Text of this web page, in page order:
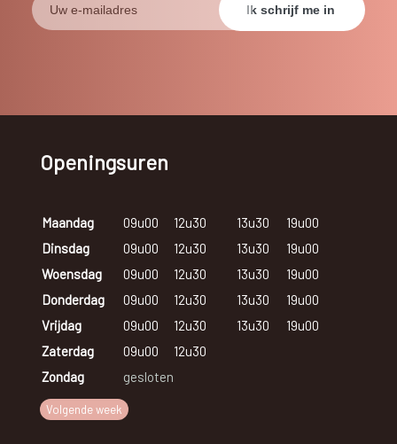
Openingsuren
Maandag 09u00 12u30 13u30
19u00
Dinsdag
09u00 12u30 13u30
19u00
Woensdag
09u00 12u30 13u30
19u00
Donderdag
09u00 12u30 13u30
19u00
Vrijdag
09u00 12u30 13u30
19u00
Zaterdag
09u00
12u30
Zondag
gesloten
Volgende week